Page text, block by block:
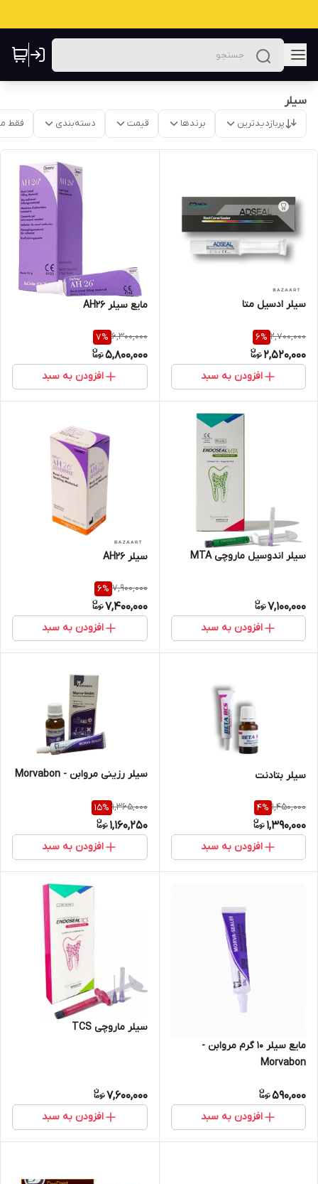
سیلر
پربازدیدترین برندها قیمت دسته‌بندی فقط
سیلر ادسیل متا
2,700,000
6%
2,520,000
افزودن به سبد
مایع سیلر AH26
6,300,000
7%
5,800,000
افزودن به سبد
سیلر اندوسیل ماروچی MTA
7,100,000
افزودن به سبد
سیلر AH26
7,900,000
6%
7,400,000
افزودن به سبد
سیلر بتادنت
1,450,000
4%
1,390,000
افزودن به سبد
سیلر رزینی مروابن - Morvabon
1,365,000
15%
1,160,250
افزودن به سبد
مایع سیلر ۱۰ گرم مروابن -
Morvabon
590,000
افزودن به سبد
سیلر ماروچی TCS
7,600,000
افزودن به سبد